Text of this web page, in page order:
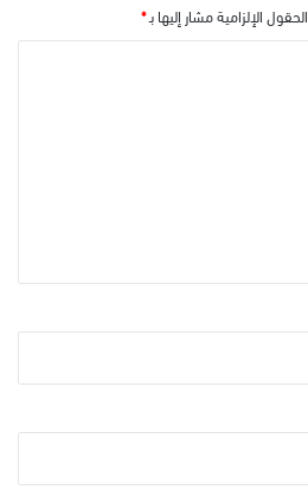
الحقول الإلزامية مشار إليها بـ*